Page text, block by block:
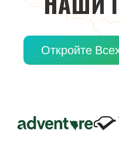
Откройте